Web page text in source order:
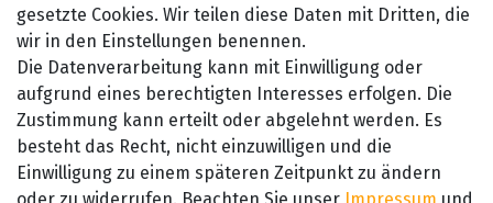
SEHR GUT
4.89 / 5
gesetzte Cookies. Wir teilen diese Daten mit Dritten, die
wir in den Einstellungen benennen.
Die Datenverarbeitung kann mit Einwilligung oder
aufgrund eines berechtigten Interesses erfolgen. Die
Zustimmung kann erteilt oder abgelehnt werden. Es
besteht das Recht, nicht einzuwilligen und die
Einwilligung zu einem späteren Zeitpunkt zu ändern